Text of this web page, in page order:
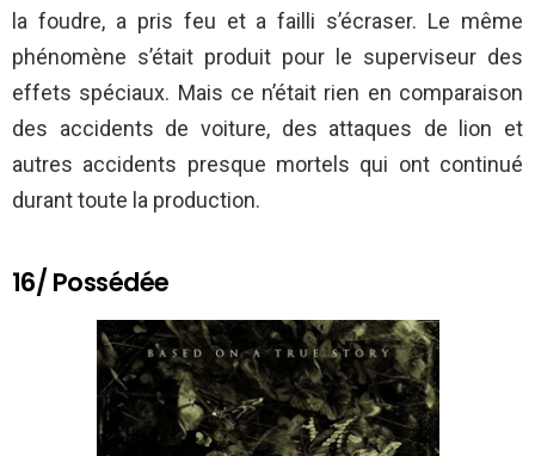
la foudre, a pris feu et a failli s’écraser. Le même
phénomène s’était produit pour le superviseur des
effets spéciaux. Mais ce n’était rien en comparaison
des accidents de voiture, des attaques de lion et
autres accidents presque mortels qui ont continué
durant toute la production.
16/ Possédée